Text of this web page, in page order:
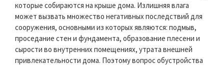
которые собираются на крыше дома. Излишняя влага
может вызвать множество негативных последствий для
сооружения, основными из которых являются: подмыв,
проседание стен и фундамента, образование плесени и
сырости во внутренних помещениях, утрата внешней
привлекательности дома. Поэтому вопрос обустройства